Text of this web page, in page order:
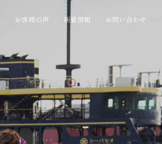
お客様の声 新着情報 お問い合わせ